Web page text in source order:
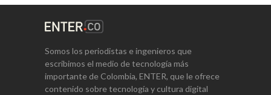
Somos los periodistas e ingenieros que
escribimos el medio de tecnología más
importante de Colombia, ENTER, que le ofrece
contenido sobre tecnología y cultura digital